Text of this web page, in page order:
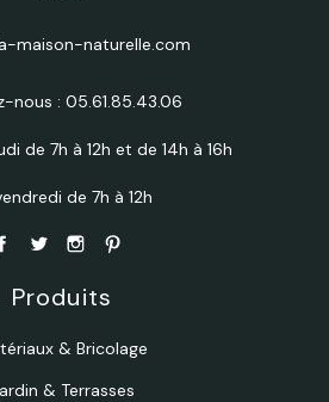
maison-naturelle.com
nous : 05.61.85.43.06
de 7h à 12h et de 14h à 16h
de 7h à 12h
Produits
& Bricolage
& Terrasses